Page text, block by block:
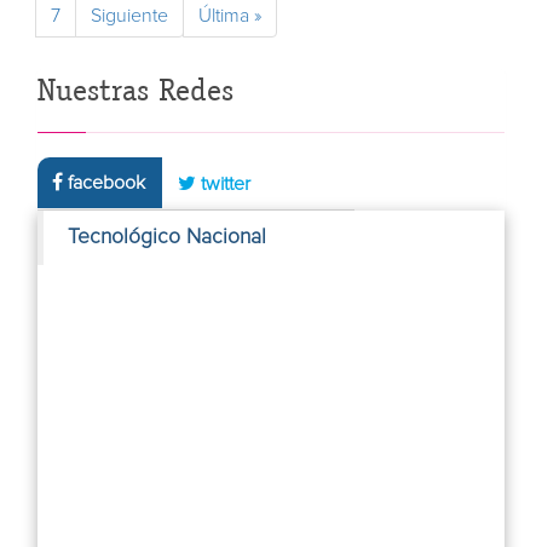
7 Siguiente Última »
Nuestras Redes
facebook twitter
Tecnológico Nacional